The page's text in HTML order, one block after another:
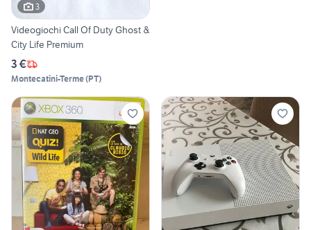
3
Videogiochi Call Of Duty Ghost &
City Life Premium
3 €
Montecatini-Terme(PT)